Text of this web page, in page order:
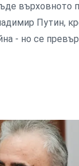
върховното
Путин,
- но се